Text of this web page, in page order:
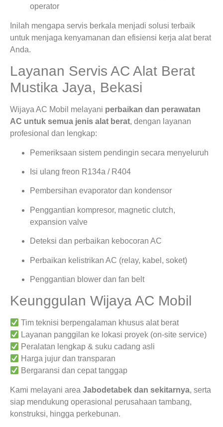
operator
Inilah mengapa servis berkala menjadi solusi terbaik
untuk menjaga kenyamanan dan efisiensi kerja alat berat
Anda.
Layanan Servis AC Alat Berat
Mustika Jaya, Bekasi
Wijaya AC Mobil melayani perbaikan dan perawatan
AC untuk semua jenis alat berat, dengan layanan
profesional dan lengkap:
Pemeriksaan sistem pendingin secara menyeluruh
Isi ulang freon R134a / R404
Pembersihan evaporator dan kondensor
Penggantian kompresor, magnetic clutch,
expansion valve
Deteksi dan perbaikan kebocoran AC
Perbaikan kelistrikan AC (relay, kabel, soket)
Penggantian blower dan fan belt
Keunggulan Wijaya AC Mobil
Tim teknisi berpengalaman khusus alat berat
Layanan panggilan ke lokasi proyek (on-site service)
Peralatan lengkap & suku cadang asli
Harga jujur dan transparan
Bergaransi dan cepat tanggap
Kami melayani area Jabodetabek dan sekitarnya, serta
siap mendukung operasional perusahaan tambang,
konstruksi, hingga perkebunan.